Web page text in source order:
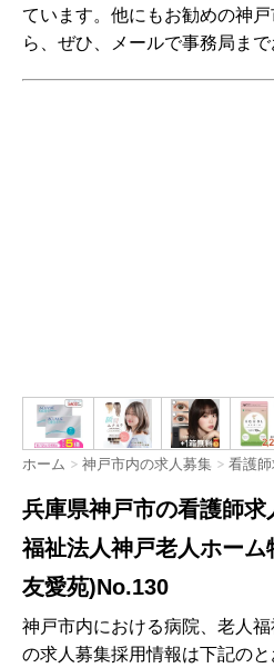
ています。他にもお勧めの神
ら、ぜひ、メールで事務局まで
ホーム > 神戸市内の求人募集 > 看護
兵庫県神戸市の看護師
福祉法人神戸老人ホー
友愛苑)No.130
神戸市内における病院、老人
の求人募集採用情報は下記のと